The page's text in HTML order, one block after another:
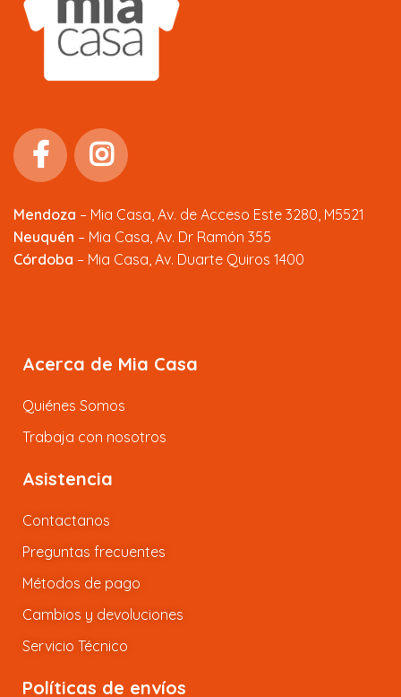
Mendoza – Mia Casa, Av. de Acceso Este 3280, M5521
Neuquén – Mia Casa, Av. Dr Ramón 355
Córdoba – Mia Casa, Av. Duarte Quiros 1400
Acerca de Mia Casa
Quiénes Somos
Trabaja con nosotros
Asistencia
Contactanos
Preguntas frecuentes
Métodos de pago
Cambios y devoluciones
Servicio Técnico
Políticas de envíos